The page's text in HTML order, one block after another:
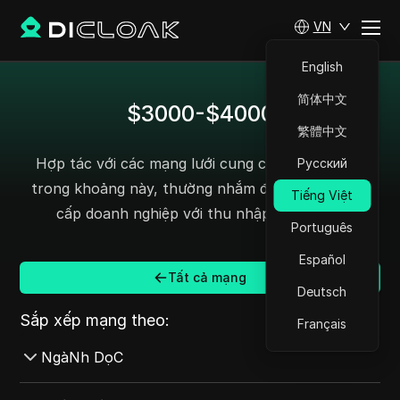
VN
English
简体中文
繁體中文
Русский
Tiếng Việt
Português
Español
Deutsch
Français
$3000-$4000
Hợp tác với các mạng lưới cung cấp thanh toán
trong khoảng này, thường nhắm đến các affiliate
cấp doanh nghiệp với thu nhập bền vững.
Tất cả mạng
Sắp xếp mạng theo:
NgàNh DọC